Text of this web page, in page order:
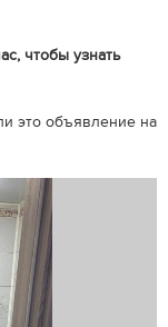
чтобы узнать
это объявление на